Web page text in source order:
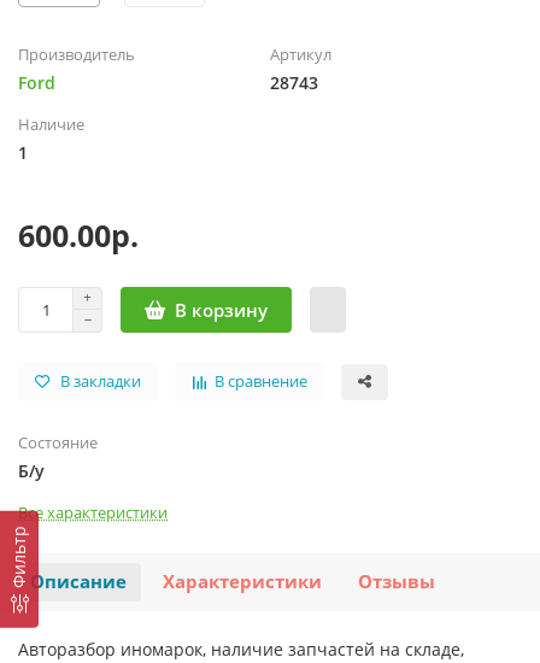
Фильтр
Производитель
Ford
Артикул
28743
Наличие
1
600.00р.
В корзину
В закладки В сравнение
Состояние
Б/у
Все характеристики
Описание Характеристики Отзывы
Авторазбор иномарок, наличие запчастей на складе,